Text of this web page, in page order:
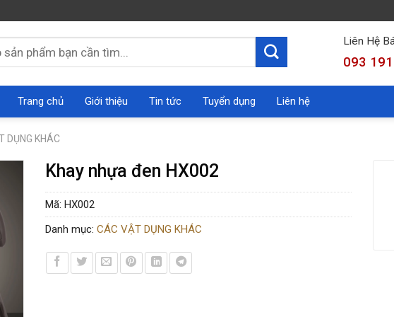
Liên Hệ
093
Trang chủ Giới thiệu Tin tức Tuyển dụng Liên hệ
DỤNG KHÁC
Khay nhựa đen HX002
Mã: HX002
Danh mục: CÁC VẬT DỤNG KHÁC